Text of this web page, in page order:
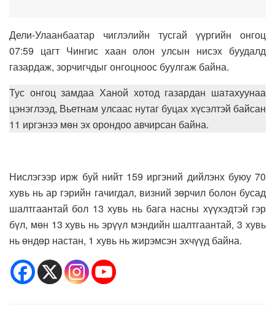
Дели-Улаанбаатар чиглэлийн тусгай үүргийн онгоц
07:59 цагт Чингис хаан олон улсын нисэх буудалд
газардаж, зорчигчдыг онгоцноос буулгаж байна.
Тус онгоц замдаа Ханой хотод газардан шатахуунаа
цэнэглээд, Вьетнам улсаас нутаг буцах хүсэлтэй байсан
11 иргэнээ мөн эх орондоо авчирсан байна.
Нислэгээр ирж буй нийт 159 иргэний дийлэнх буюу 70
хувь нь ар гэрийн гачигдал, визний зөрчил болон бусад
шалтгаантай бол 13 хувь нь бага насны хүүхэдтэй гэр
бүл, мөн 13 хувь нь эрүүл мэндийн шалтгаантай, 3 хувь
нь өндөр настан, 1 хувь нь жирэмсэн эхчүүд байна.